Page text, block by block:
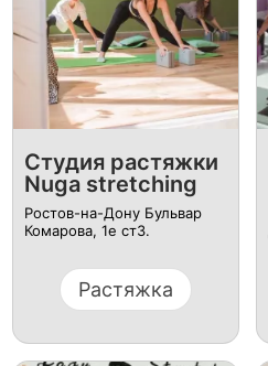
Студия растяжки
Nuga stretching
Ростов-на-Дону Бульвар
Комарова, 1е ст3.
Растяжка